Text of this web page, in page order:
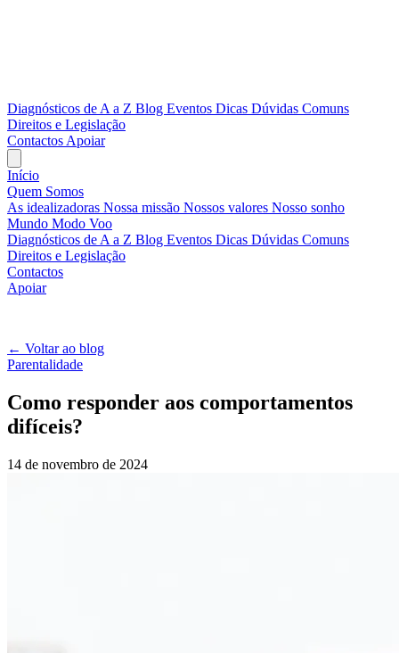
Diagnósticos de A a Z Blog Eventos Dicas Dúvidas Comuns
Direitos e Legislação
Contactos Apoiar
Início
Quem Somos
As idealizadoras Nossa missão Nossos valores Nosso sonho
Mundo Modo Voo
Diagnósticos de A a Z Blog Eventos Dicas Dúvidas Comuns
Direitos e Legislação
Contactos
Apoiar
← Voltar ao blog
Parentalidade
Como responder aos comportamentos
difíceis?
14 de novembro de 2024